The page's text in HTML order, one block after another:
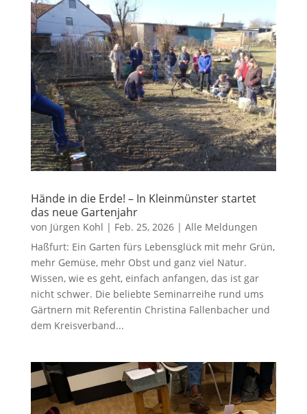
Hände in die Erde! – In Kleinmünster startet
das neue Gartenjahr
von Jürgen Kohl | Feb. 25, 2026| Alle Meldungen
Haßfurt: Ein Garten fürs Lebensglück mit mehr Grün,
mehr Gemüse, mehr Obst und ganz viel Natur.
Wissen, wie es geht, einfach anfangen, das ist gar
nicht schwer. Die beliebte Seminarreihe rund ums
Gärtnern mit Referentin Christina Fallenbacher und
dem Kreisverband...